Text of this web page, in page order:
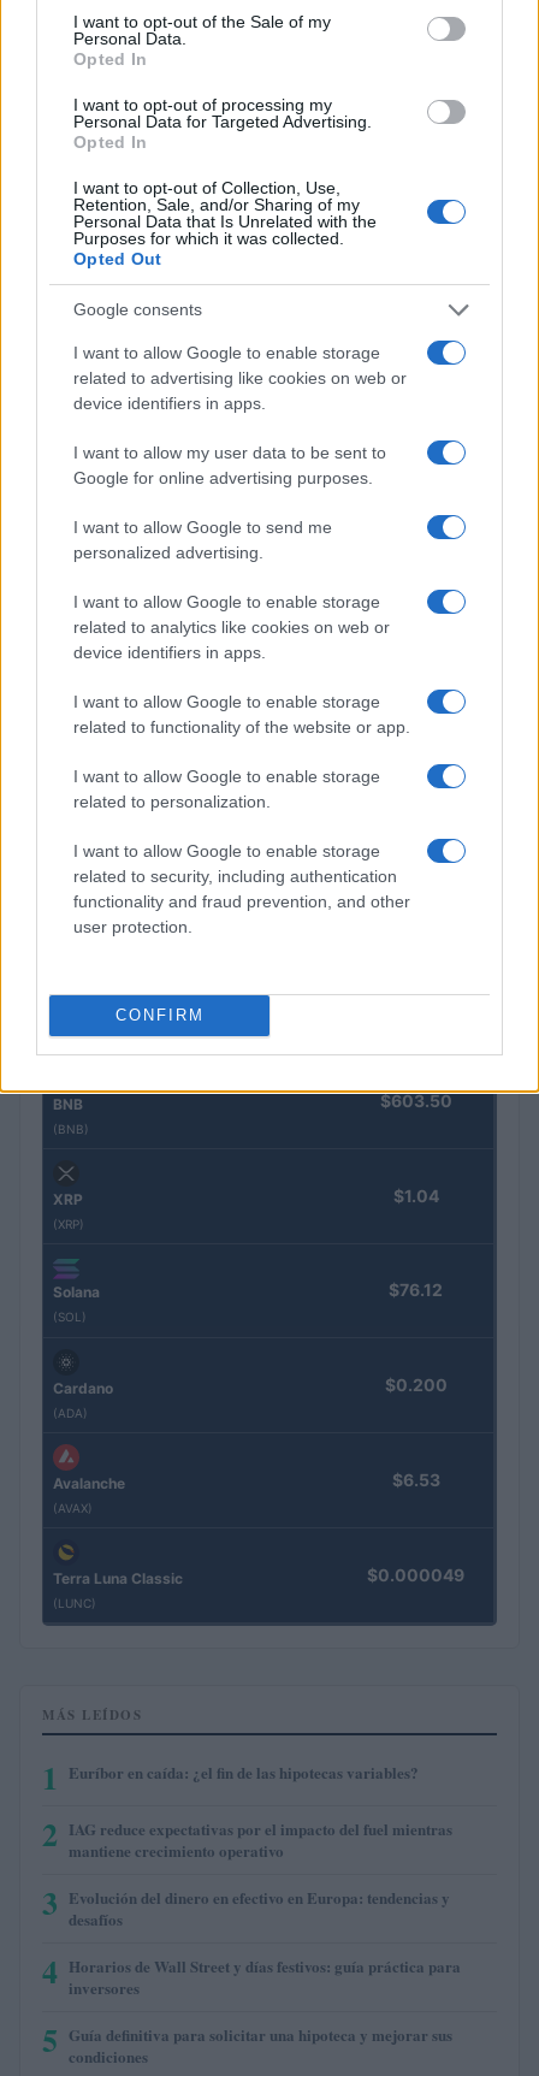
consent section.
I want to opt-out of the Sale of my
Personal Data.
Opted In
I want to opt-out of processing my
Personal Data for Targeted Advertising.
Opted In
I want to opt-out of Collection, Use,
Retention, Sale, and/or Sharing of my
Personal Data that Is Unrelated with the
Purposes for which it was collected.
Opted Out
Google consents
I want to allow Google to enable storage
related to advertising like cookies on web or
device identifiers in apps.
I want to allow my user data to be sent to
Google for online advertising purposes.
I want to allow Google to send me
personalized advertising.
I want to allow Google to enable storage
related to analytics like cookies on web or
device identifiers in apps.
I want to allow Google to enable storage
related to functionality of the website or app.
I want to allow Google to enable storage
related to personalization.
I want to allow Google to enable storage
related to security, including authentication
functionality and fraud prevention, and other
user protection.
CONFIRM
Cómo la crisis de refino está afectando los precios de la
gasolina y el diésel
Lucía Herrera · 7 Ago 2026
Intervención conjunta de Japón y EE.UU. para frenar la caída
COTIZACIONES CRYPTO
Precio
Bitcoin $65,003.00
Ethereum
(ETH)
BNB
(BNB)
$603.50
XRP
(XRP)
$1.04
Solana
(SOL)
$76.12
Cardano
(ADA)
$0.200
Avalanche
(AVAX)
$6.53
Terra Luna Classic
(LUNC)
$0.000049
MÁS LEÍDOS
1 Euríbor en caída: ¿el fin de las hipotecas variables?
2 IAG reduce expectativas por el impacto del fuel mientras
mantiene crecimiento operativo
3 Evolución del dinero en efectivo en Europa: tendencias y
desafíos
4 Horarios de Wall Street y días festivos: guía práctica para
inversores
5 Guía definitiva para solicitar una hipoteca y mejorar sus
condiciones